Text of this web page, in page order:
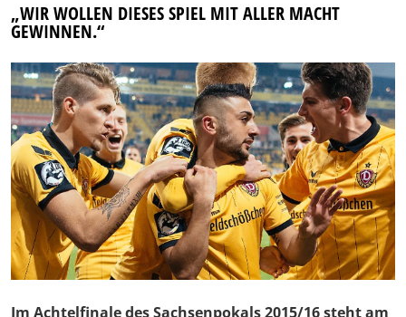
„WIR WOLLEN DIESES SPIEL MIT ALLER MACHT
GEWINNEN.“
Im Achtelfinale des Sachsenpokals 2015/16 steht am